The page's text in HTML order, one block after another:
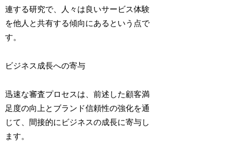
連する研究で、人々は良いサービス体験
を他人と共有する傾向にあるという点で
す。
ビジネス成長への寄与
迅速な審査プロセスは、前述した顧客満
足度の向上とブランド信頼性の強化を通
じて、間接的にビジネスの成長に寄与し
ます。